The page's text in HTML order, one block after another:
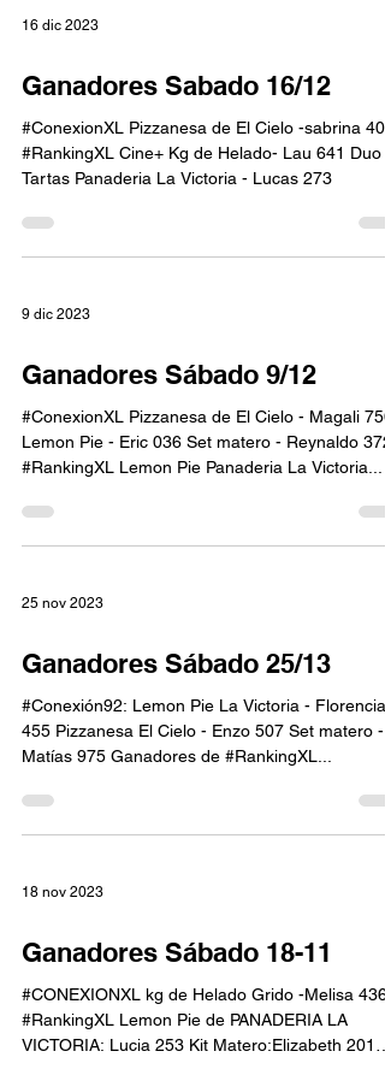
16 dic 2023
Ganadores Sabado 16/12
#ConexionXL Pizzanesa de El Cielo -sabrina 403
#RankingXL Cine+ Kg de Helado- Lau 641 Duo
Tartas Panaderia La Victoria - Lucas 273
9 dic 2023
Ganadores Sábado 9/12
#ConexionXL Pizzanesa de El Cielo - Magali 750
Lemon Pie - Eric 036 Set matero - Reynaldo 372
#RankingXL Lemon Pie Panaderia La Victoria...
25 nov 2023
Ganadores Sábado 25/13
#Conexión92: Lemon Pie La Victoria - Florencia
455 Pizzanesa El Cielo - Enzo 507 Set matero -
Matías 975 Ganadores de #RankingXL...
18 nov 2023
Ganadores Sábado 18-11
#CONEXIONXL kg de Helado Grido -Melisa 436
#RankingXL Lemon Pie de PANADERIA LA
VICTORIA: Lucia 253 Kit Matero:Elizabeth 201